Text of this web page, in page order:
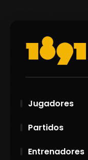
Jugadores
Partidos
Entrenadores